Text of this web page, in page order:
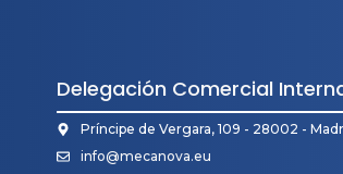
Delegación Comercial
Príncipe de Vergara, 109 - 28002 -
info@mecanova.eu